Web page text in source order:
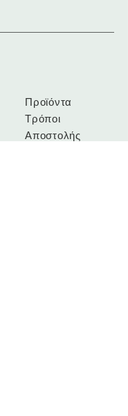
Προϊόντα
Τρόποι
Αποστολής